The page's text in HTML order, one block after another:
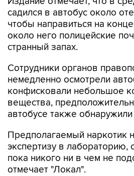
садился в автобус около
чтобы направиться на
около него полицейские
странный запах.
Сотрудники органов
немедленно осмотрели
конфисковали небольшое
вещества,
автобусе также
Предполагаемый наркотик
экспертизу в лабораторию,
пока никого ни в чем не
отмечает "Локал".